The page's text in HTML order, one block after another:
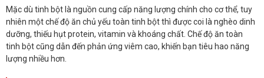
Mặc dù tinh bột là nguồn cung cấp năng lượng chính cho cơ thể, tuy
nhiên một chế độ ăn chủ yếu toàn tinh bột thì được coi là nghèo dinh
dưỡng, thiếu hụt protein, vitamin và khoáng chất. Chế độ ăn toàn
tinh bột cũng dẫn đến phản ứng viêm cao, khiến bạn tiêu hao năng
lượng nhiều hơn.